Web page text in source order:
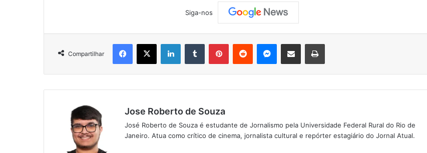
Siga-nos
Compartilhar
Jose Roberto de Souza
José Roberto de Souza é estudante de Jornalismo pela Universidade Federal Rural do Rio de
Janeiro. Atua como crítico de cinema, jornalista cultural e repórter estagiário do Jornal Atual.